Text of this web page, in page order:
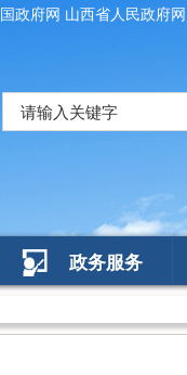
政府网 山西省人民政府网
政务服务